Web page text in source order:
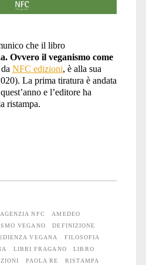
che il libro
Ovvero il veganismo come
NFC edizioni, è alla sua
La prima tiratura è andata
e l’editore ha
ristampa.
AGENZIA NFC
AMEDEO
VEGANO
DEFINIZIONE
VEGANA
FILOSOFIA
LIBRI FRAGANO
LIBRO
PAOLA RE
RISTAMPA